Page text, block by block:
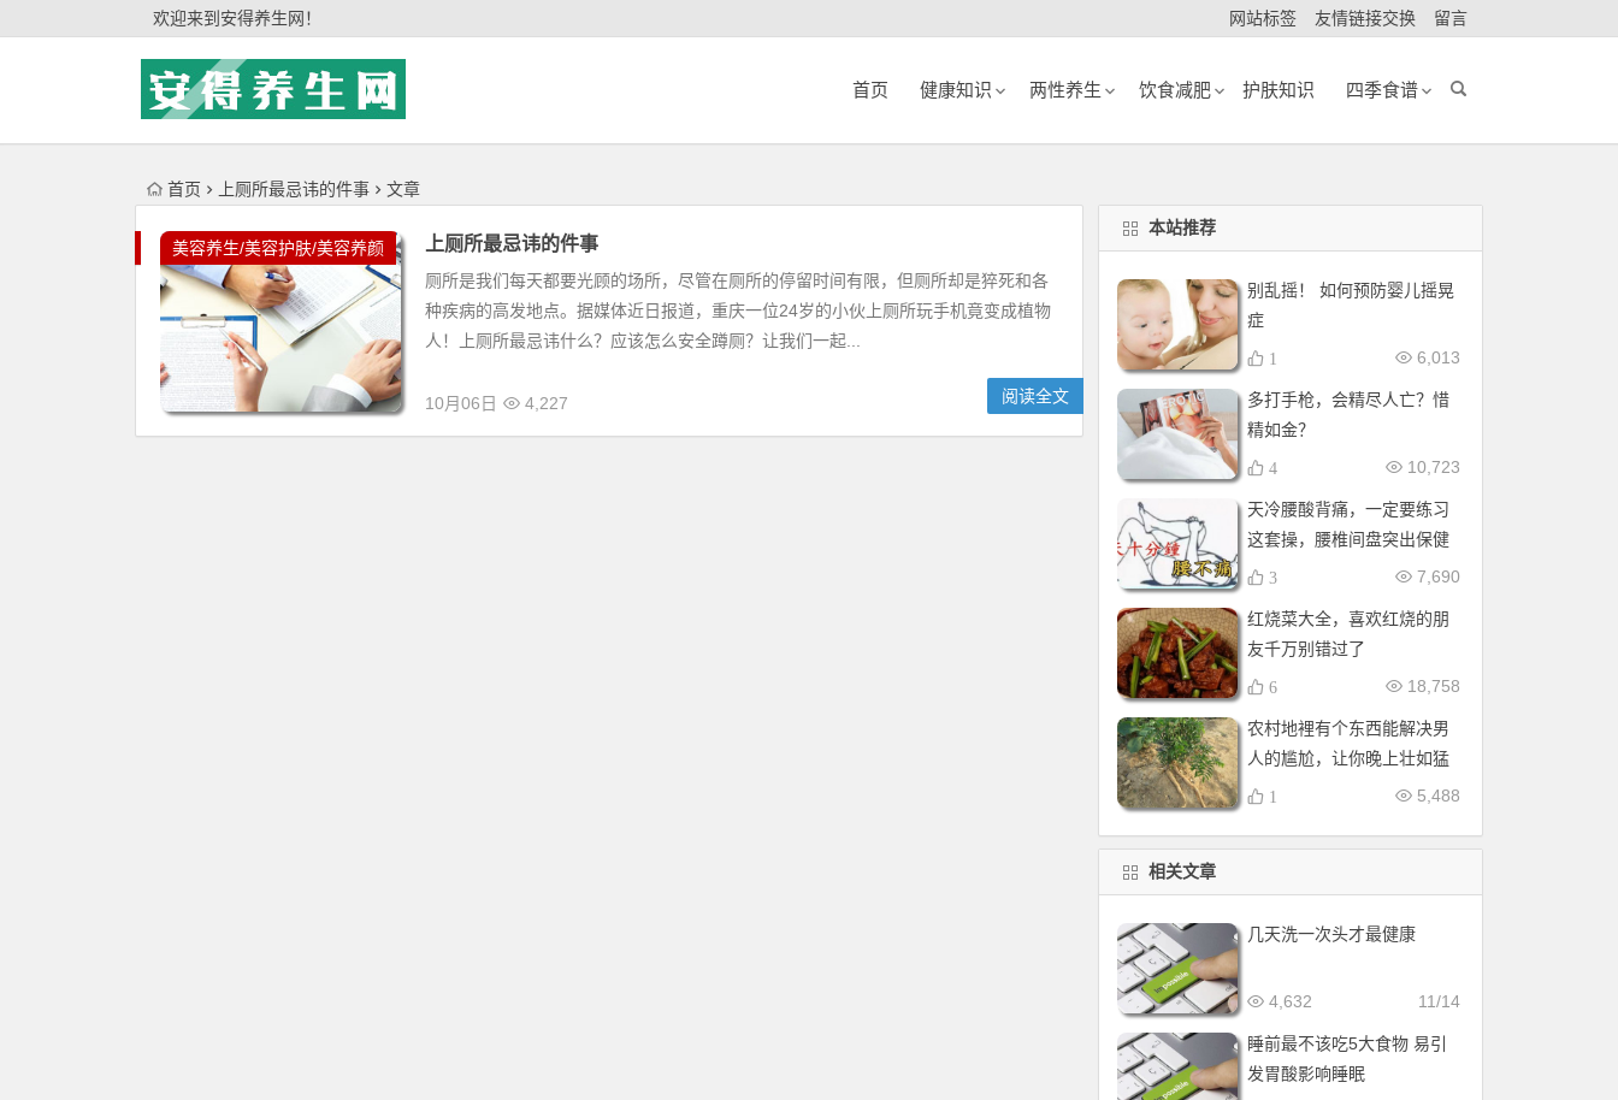
欢迎来到安得养生网！ 网站标签 友情链接交换 留言
首页 健康知识 两性养生 饮食减肥 护肤知识 四季食谱
首页 上厕所最忌讳的件事 文章
美容养生/美容护肤/美容养颜 上厕所最忌讳的件事
厕所是我们每天都要光顾的场所，尽管在厕所的停留时间有限，但厕所却是猝死和各
种疾病的高发地点。据媒体近日报道，重庆一位24岁的小伙上厕所玩手机竟变成植物
人！上厕所最忌讳什么？应该怎么安全蹲厕？让我们一起...
10月06日 4,227 阅读全文
本站推荐
别乱摇！ 如何预防婴儿摇晃
症
6,013
1
多打手枪，会精尽人亡？惜
精如金？
10,723
4
天冷腰酸背痛，一定要练习
这套操，腰椎间盘突出保健
操，全套收好！每天十分钟
7,690
3
红烧菜大全，喜欢红烧的朋
友千万别错过了
18,758
6
农村地裡有个东西能解决男
人的尴尬，让你晚上壮如猛
牛床受不了
5,488
1
相关文章
几天洗一次头才最健康
11/14
4,632
睡前最不该吃5大食物 易引
发胃酸影响睡眠